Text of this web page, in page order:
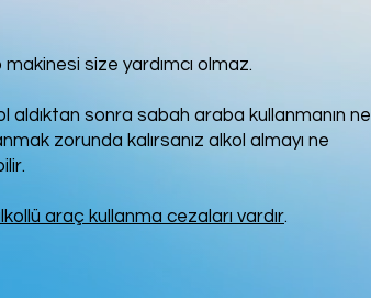
size yardımcı olmaz.
aldıktan sonra sabah araba kullanmanın ne
zorunda kalırsanız alkol almayı ne
araç kullanma cezaları vardır.